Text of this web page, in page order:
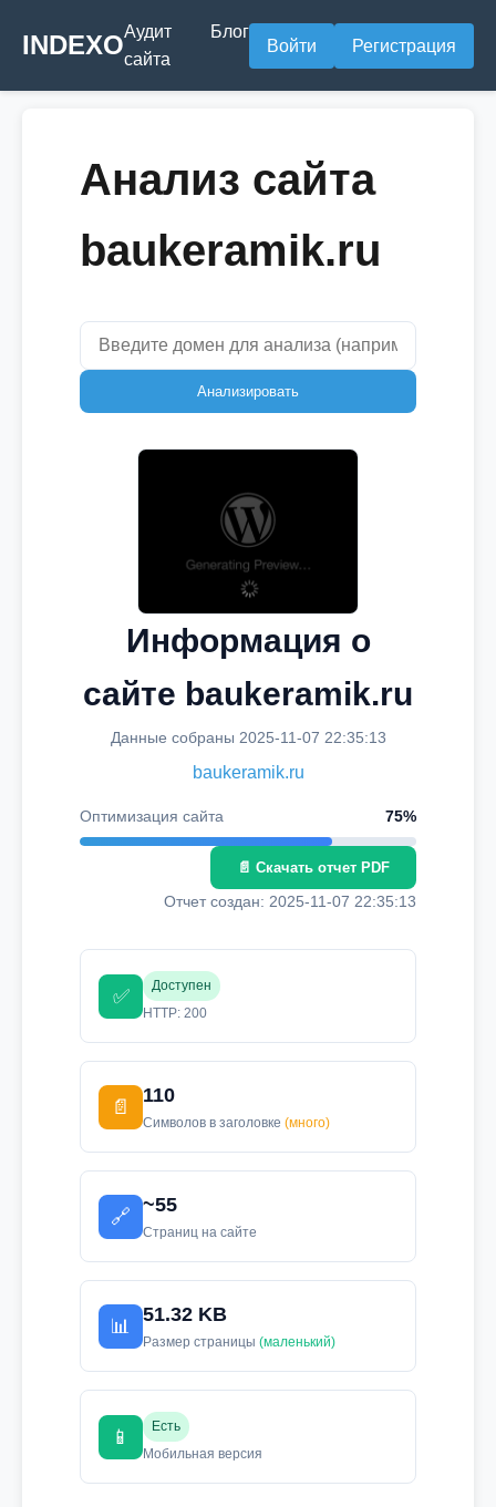
INDEXOАудит
сайта
Блог
Войти Регистрация
Анализ сайта
baukeramik.ru
Анализировать
Информация о
сайте baukeramik.ru
Данные собраны 2025-11-07 22:35:13
baukeramik.ru
Оптимизация сайта 75%
📄 Скачать отчет PDF
Отчет создан: 2025-11-07 22:35:13
✅
Доступен
HTTP: 200
📄
110
Символов в заголовке (много)
🔗
~55
Страниц на сайте
📊
51.32 KB
Размер страницы (маленький)
📱
Есть
Мобильная версия